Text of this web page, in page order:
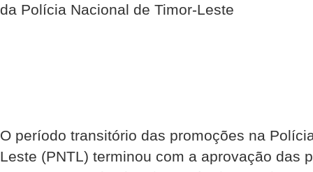
da Polícia Nacional de Timor-Leste
O período transitório das promoções na
Leste (PNTL) terminou com a aprovação das